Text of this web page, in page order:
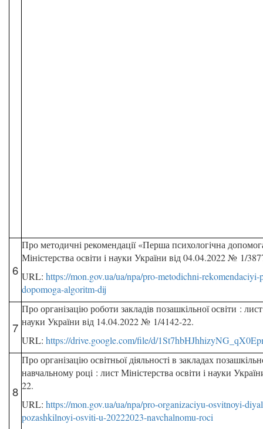
6
Про методичні рекомендації «Перша психологічна
Міністерства освіти і науки України від 04.04.2022 № 1/
URL: https://mon.gov.ua/ua/npa/pro-metodichni-rekomendaciyi-
dopomoga-algoritm-dij
7
Про організацію роботи закладів позашкільної освіти :
науки України від 14.04.2022 № 1/4142-22.
URL: https://drive.google.com/file/d/
8
Про організацію освітньої діяльності в закладах
навчальному році : лист Міністерства освіти і науки
22.
URL: https://mon.gov.ua/ua/npa/pro-organizaciyu-osvitnoyi-
pozashkilnoyi-osviti-u-20222023-navchalnomu-roci